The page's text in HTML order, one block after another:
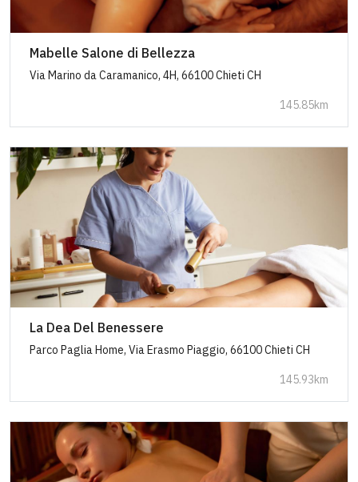
Mabelle Salone di Bellezza
Via Marino da Caramanico, 4H, 66100 Chieti CH
145.85km
La Dea Del Benessere
Parco Paglia Home, Via Erasmo Piaggio, 66100 Chieti CH
145.93km